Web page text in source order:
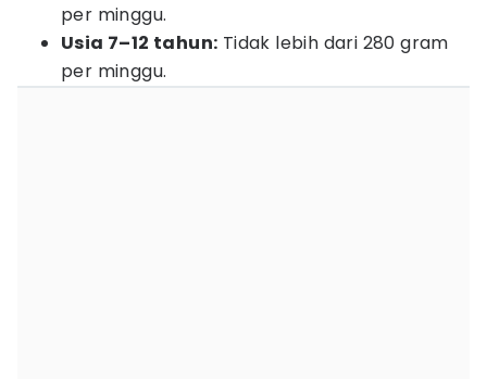
per minggu.
Usia 7–12 tahun: Tidak lebih dari 280 gram
per minggu.